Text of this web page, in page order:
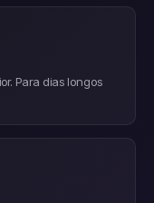
Para dias longos